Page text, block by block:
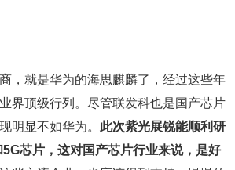
，就是华为的海思麒麟了，经过这些年
界顶级行列。尽管联发科也是国产芯片
明显不如华为。 此次紫光展锐能顺利研
芯片，这对国产芯片行业来说，是好